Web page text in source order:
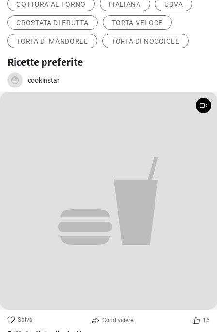
COTTURA AL FORNO ITALIANA UOVA
CROSTATA DI FRUTTA TORTA VELOCE
TORTA DI MANDORLE TORTA DI NOCCIOLE
Ricette preferite
cookinstar
Salva Condividere 16